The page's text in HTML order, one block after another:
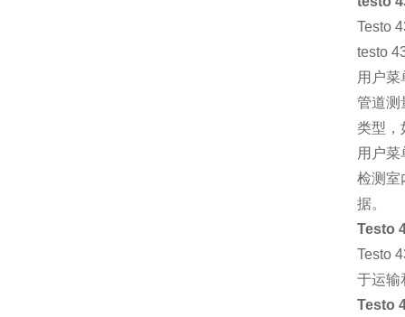
Testo
testo
用户菜
管道测
类型，
用户
检测室
据。
Testo
Testo
于运输
Testo